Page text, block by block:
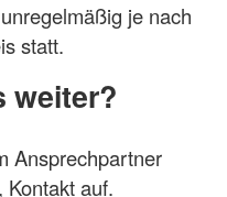
je nach
statt.
weiter?
Ansprechpartner
auf.